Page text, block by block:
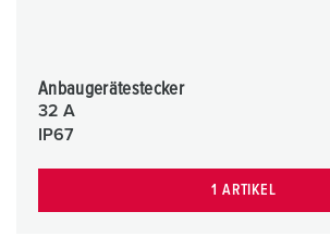
Anbaugerätestecker
32 A
IP67
1 ARTIKEL